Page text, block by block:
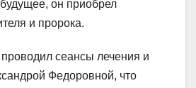
он приобрел
и пророка.
проводил сеансы лечения и
Федоровной, что